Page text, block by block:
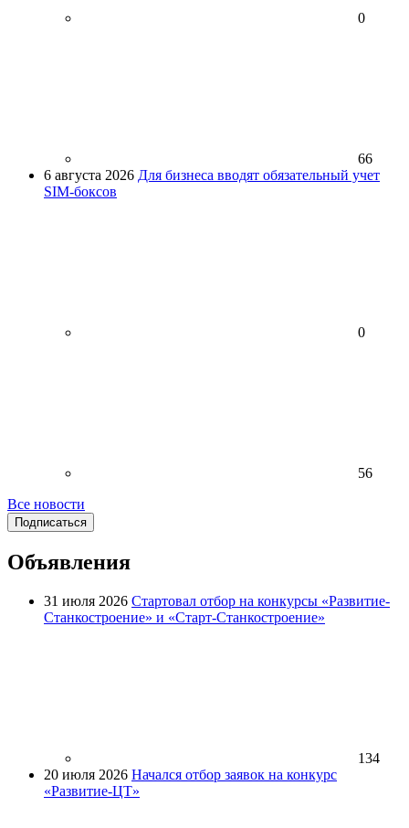
0
66
6 августа 2026 Для бизнеса вводят обязательный учет
SIM-боксов
0
56
Все новости
Подписаться
Объявления
31 июля 2026 Стартовал отбор на конкурсы «Развитие-
Станкостроение» и «Старт-Станкостроение»
134
20 июля 2026 Начался отбор заявок на конкурс
«Развитие-ЦТ»